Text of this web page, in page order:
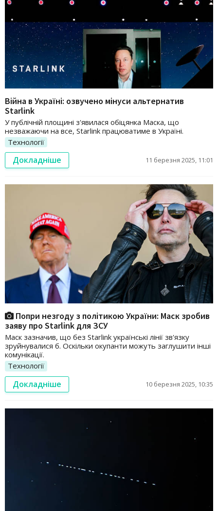
Війна в Україні: озвучено мінуси альтернатив
Starlink
У публічній площині з'явилася обіцянка Маска, що
незважаючи на все, Starlink працюватиме в Україні.
Технології
Докладніше 11 березня 2025, 11:01
Попри незгоду з політикою України: Маск зробив
заяву про Starlink для ЗСУ
Маск зазначив, що без Starlink українські лінії зв'язку
зруйнувалися б. Оскільки окупанти можуть заглушити інші
комунікації.
Технології
Докладніше 10 березня 2025, 10:35